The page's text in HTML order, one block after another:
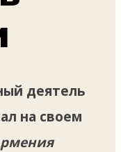
деятель
на своем